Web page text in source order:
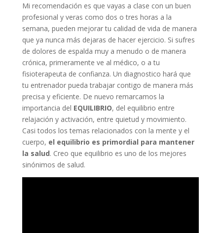
Mi recomendación es que vayas a clase con un buen
profesional y veras como dos o tres horas a la
semana, pueden mejorar tu calidad de vida de manera
que ya nunca más dejaras de hacer ejercicio. Si sufres
de dolores de espalda muy a menudo o de manera
crónica, primeramente ve al médico, o a tu
fisioterapeuta de confianza. Un diagnostico hará que
tu entrenador pueda trabajar contigo de manera más
precisa y eficiente. De nuevo remarcamos la
importancia del EQUILIBRIO, del equilibrio entre
relajación y activación, entre quietud y movimiento.
Casi todos los temas relacionados con la mente y el
cuerpo, el equilibrio es primordial para mantener
la salud. Creo que equilibrio es uno de los mejores
sinónimos de salud.